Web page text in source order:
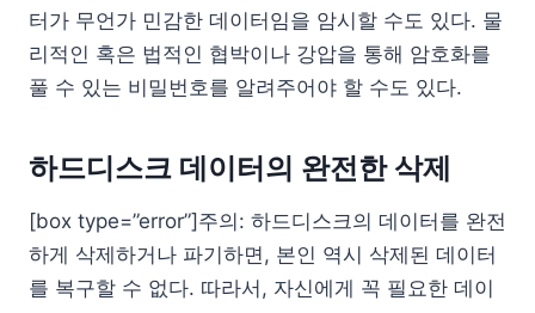
터가 무언가 민감한 데이터임을 암시할 수도 있다. 물
리적인 혹은 법적인 협박이나 강압을 통해 암호화를
풀 수 있는 비밀번호를 알려주어야 할 수도 있다.
하드디스크 데이터의 완전한 삭제
[box type=”error”]주의: 하드디스크의 데이터를 완전
하게 삭제하거나 파기하면, 본인 역시 삭제된 데이터
를 복구할 수 없다. 따라서, 자신에게 꼭 필요한 데이